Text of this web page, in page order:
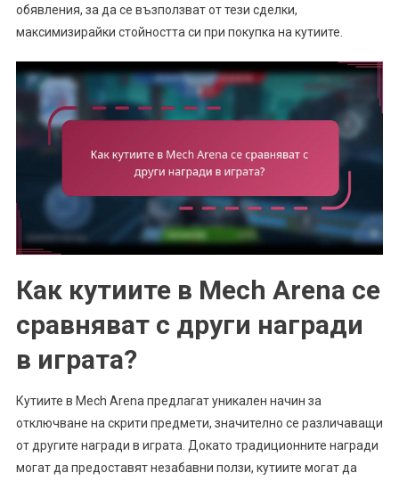
обявления, за да се възползват от тези сделки,
максимизирайки стойността си при покупка на кутиите.
Как кутиите в Mech Arena се
сравняват с други награди
в играта?
Кутиите в Mech Arena предлагат уникален начин за
отключване на скрити предмети, значително се различаващи
от другите награди в играта. Докато традиционните награди
могат да предоставят незабавни ползи, кутиите могат да